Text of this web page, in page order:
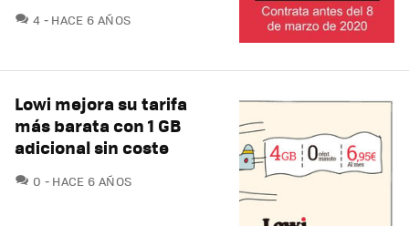
4 COMENTARIOS
HACE 6 AÑOS
Lowi mejora su tarifa
más barata con 1 GB
adicional sin coste
0 COMENTARIOS
HACE 6 AÑOS